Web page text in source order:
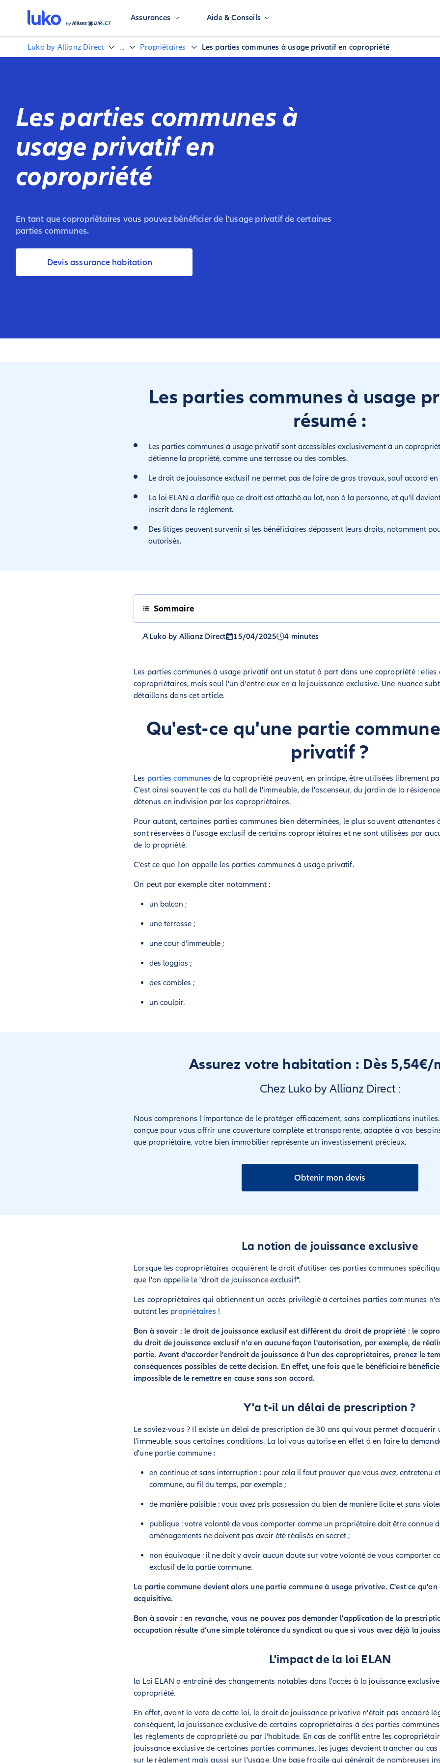
Assurances Aide & Conseils
Luko by Allianz Direct ... Propriétaires Les parties communes à usage privatif en copropriété
Les parties communes à
usage privatif en
copropriété
En tant que copropriétaires vous pouvez bénéficier de l'usage privatif de certaines
parties communes.
Devis assurance habitation
Les parties communes à usage
résumé :
Les parties communes à usage privatif sont accessibles exclusivement à un
détienne la propriété, comme une terrasse ou des combles.
Le droit de jouissance exclusif ne permet pas de faire de gros travaux, sauf accord en
La loi ELAN a clarifié que ce droit est attaché au lot, non à la personne, et qu’il devient
inscrit dans le règlement.
Des litiges peuvent survenir si les bénéficiaires dépassent leurs droits, notamment
autorisés.
Sommaire
Luko by Allianz Direct 15/04/2025 4 minutes
Les parties communes à usage privatif ont un statut à part dans une copropriété :
copropriétaires, mais seul l'un d'entre eux en a la jouissance exclusive. Une nuance
détaillons dans cet article.
Qu'est-ce qu'une partie
privatif ?
Les parties communes de la copropriété peuvent, en principe, être utilisées librement
C'est ainsi souvent le cas du hall de l'immeuble, de l'ascenseur, du jardin de la
détenus en indivision par les copropriétaires.
Pour autant, certaines parties communes bien déterminées, le plus souvent attenantes
sont réservées à l'usage exclusif de certains copropriétaires et ne sont utilisées par
de la propriété.
C'est ce que l'on appelle les parties communes à usage privatif.
On peut par exemple citer notamment :
un balcon ;
une terrasse ;
une cour d'immeuble ;
des loggias ;
des combles ;
un couloir.
Assurez votre habitation : Dès 5,54€/
Chez Luko by Allianz Direct :
Nous comprenons l'importance de le protéger efficacement, sans complications
conçue pour vous offrir une couverture complète et transparente, adaptée à vos
que propriétaire, votre bien immobilier représente un investissement précieux.
Obtenir mon devis
La notion de jouissance exclusive
Lorsque les copropriétaires acquièrent le droit d'utiliser ces parties communes
que l'on appelle le "droit de jouissance exclusif".
Les copropriétaires qui obtiennent un accès privilégié à certaines parties communes
autant les propriétaires!
Bon à savoir : le droit de jouissance exclusif est différent du droit de propriété : le
du droit de jouissance exclusif n'a en aucune façon l'autorisation, par exemple, de
partie. Avant d'accorder l'endroit de jouissance à l'un des copropriétaires, prenez le
conséquences possibles de cette décision. En effet, une fois que le bénéficiaire
impossible de le remettre en cause sans son accord.
Y'a t-il un délai de prescription ?
Le saviez-vous ? Il existe un délai de prescription de 30 ans qui vous permet d'acquérir
l'immeuble, sous certaines conditions. La loi vous autorise en effet à en faire la
d'une partie commune :
en continue et sans interruption : pour cela il faut prouver que vous avez, entretenu
commune, au fil du temps, par exemple ;
de manière paisible : vous avez pris possession du bien de manière licite et sans
publique : votre volonté de vous comporter comme un propriétaire doit être connue
aménagements ne doivent pas avoir été réalisés en secret ;
non équivoque : il ne doit y avoir aucun doute sur votre volonté de vous comporter
exclusif de la partie commune.
La partie commune devient alors une partie commune à usage privative. C'est ce
acquisitive.
Bon à savoir : en revanche, vous ne pouvez pas demander l'application de la
occupation résulte d’une simple tolérance du syndicat ou que si vous avez déjà la
L'impact de la loi ELAN
la Loi ELAN a entraîné des changements notables dans l'accès à la jouissance
copropriété.
En effet, avant le vote de cette loi, le droit de jouissance privative n'était pas encadré
conséquent, la jouissance exclusive de certains copropriétaires à des parties
les règlements de copropriété ou par l'habitude. En cas de conflit entre les
jouissance exclusive de certaines parties communes, les juges devaient trancher au
sur le règlement mais aussi sur l'usage. Une base fragile qui générait de nombreuses